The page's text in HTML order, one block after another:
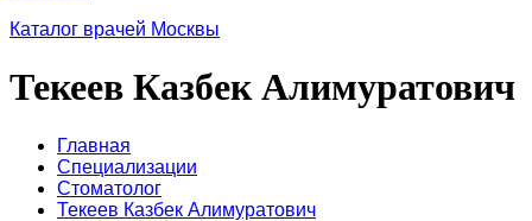
Каталог врачей Москвы
Текеев Казбек Алимуратович
Главная
Специализации
Стоматолог
Текеев Казбек Алимуратович